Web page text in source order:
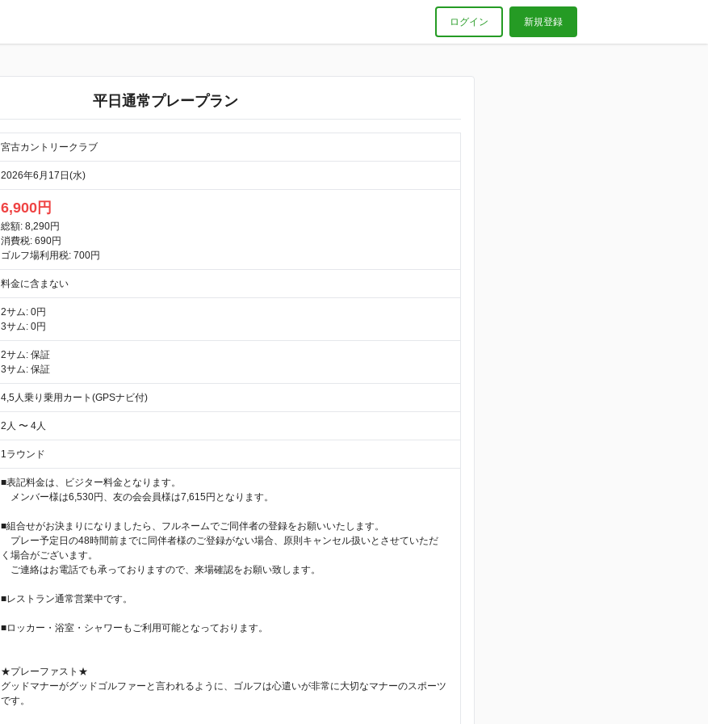
ログイン 新規登録
平日通常プレープラン
宮古カントリークラブ
2026年6月17日(水)
6,900円
総額: 8,290円
消費税: 690円
ゴルフ場利用税: 700円
料金に含まない
2サム: 0円
3サム: 0円
2サム: 保証
3サム: 保証
4,5人乗り乗用カート(GPSナビ付)
2人 〜 4人
1ラウンド
■表記料金は、ビジター料金となります。
メンバー様は6,530円、友の会会員様は7,615円となります。
■組合せがお決まりになりましたら、フルネームでご同伴者の登録をお願いいたします。
プレー予定日の48時間前までに同伴者様のご登録がない場合、原則キャンセル扱いとさせていただ
く場合がございます。
ご連絡はお電話でも承っておりますので、来場確認をお願い致します。
■レストラン通常営業中です。
■ロッカー・浴室・シャワーもご利用可能となっております。
★プレーファスト★
グッドマナーがグッドゴルファーと言われるように、ゴルフは心遣いが非常に大切なマナーのスポーツ
です。